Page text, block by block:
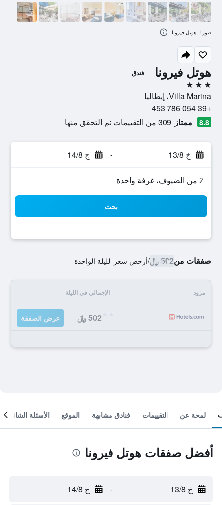
هوتل فيرونا فندق
3 نجوم
Villa Marina، إيطاليا
+39 054 786 453
8.8 ممتاز 309 من التقييمات تم التحقق منها
خ 13/8 - ج 14/8
2 من الضيوف، غرفة واحدة
بحث
صفقات من502 ﷼ /أرخص سعر الليلة الواحدة
مزود الإجمالي في الليلة
502 ﷼ عرض الصفقة
صور لـ هوتل فيرونا
لمحة عن التقييمات فنادق مشابهة الموقع الأسئلة الشائعة
أفضل صفقات هوتل فيرونا
خ 13/8 - ج 14/8